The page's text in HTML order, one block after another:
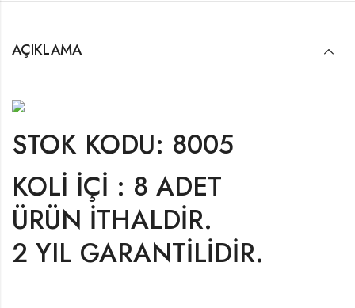
AÇIKLAMA
STOK KODU: 8005
KOLİ İÇİ : 8 ADET
ÜRÜN İTHALDİR.
2 YIL GARANTİLİDİR.